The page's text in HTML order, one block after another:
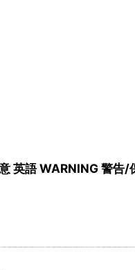
英語 WARNING 警告